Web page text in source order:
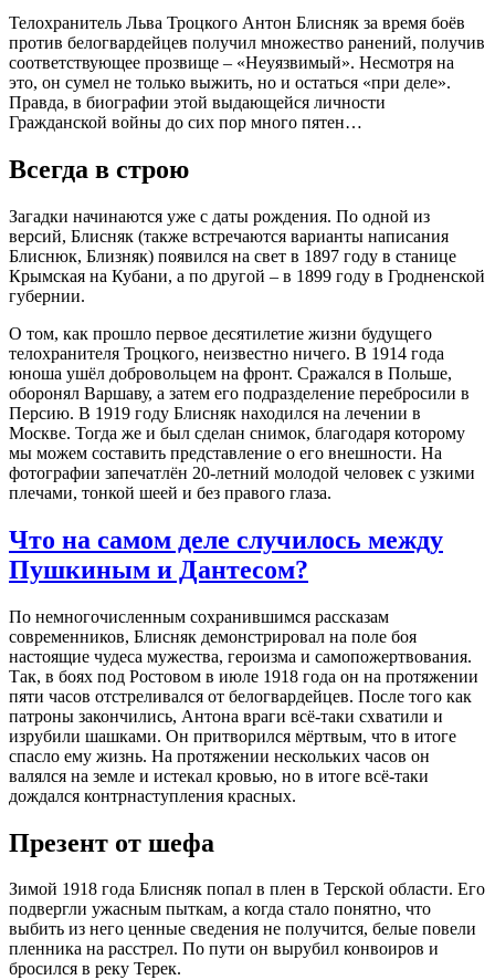
Телохранитель Льва Троцкого Антон Блисняк за время боёв
против белогвардейцев получил множество ранений, получив
соответствующее прозвище – «Неуязвимый». Несмотря на
это, он сумел не только выжить, но и остаться «при деле».
Правда, в биографии этой выдающейся личности
Гражданской войны до сих пор много пятен…
Всегда в строю
Загадки начинаются уже с даты рождения. По одной из
версий, Блисняк (также встречаются варианты написания
Блиснюк, Близняк) появился на свет в 1897 году в станице
Крымская на Кубани, а по другой – в 1899 году в Гродненской
губернии.
О том, как прошло первое десятилетие жизни будущего
телохранителя Троцкого, неизвестно ничего. В 1914 года
юноша ушёл добровольцем на фронт. Сражался в Польше,
оборонял Варшаву, а затем его подразделение перебросили в
Персию. В 1919 году Блисняк находился на лечении в
Москве. Тогда же и был сделан снимок, благодаря которому
мы можем составить представление о его внешности. На
фотографии запечатлён 20-летний молодой человек с узкими
плечами, тонкой шеей и без правого глаза.
Что на самом деле случилось между
Пушкиным и Дантесом?
По немногочисленным сохранившимся рассказам
современников, Блисняк демонстрировал на поле боя
настоящие чудеса мужества, героизма и самопожертвования.
Так, в боях под Ростовом в июле 1918 года он на протяжении
пяти часов отстреливался от белогвардейцев. После того как
патроны закончились, Антона враги всё-таки схватили и
изрубили шашками. Он притворился мёртвым, что в итоге
спасло ему жизнь. На протяжении нескольких часов он
валялся на земле и истекал кровью, но в итоге всё-таки
дождался контрнаступления красных.
Презент от шефа
Зимой 1918 года Блисняк попал в плен в Терской области. Его
подвергли ужасным пыткам, а когда стало понятно, что
выбить из него ценные сведения не получится, белые повели
пленника на расстрел. По пути он вырубил конвоиров и
бросился в реку Терек.